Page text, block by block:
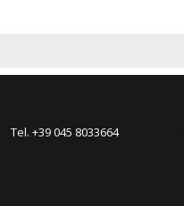
Tel. +39 045 8033664